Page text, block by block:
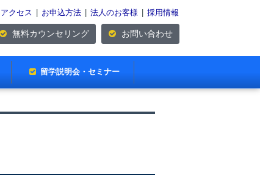
アクセス お申込方法 法人のお客様 採用情報
無料カウンセリング お問い合わせ
留学説明会・セミナー